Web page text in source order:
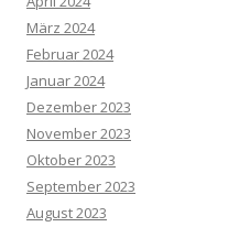
März 2024
Februar 2024
Januar 2024
Dezember 2023
November 2023
Oktober 2023
September 2023
August 2023